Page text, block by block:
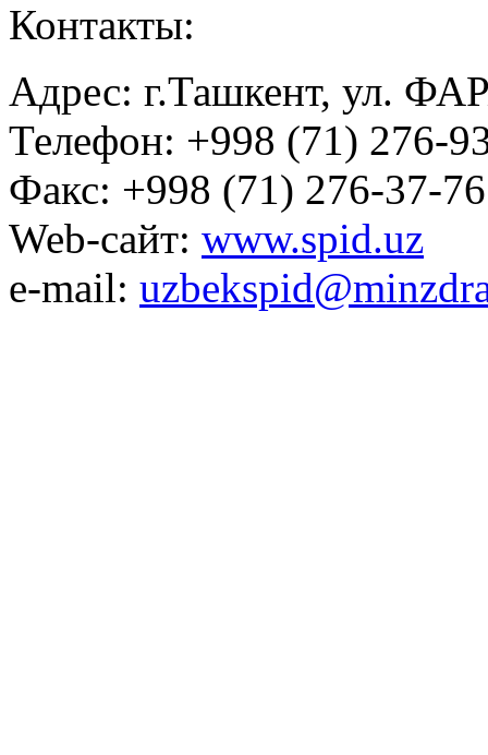
Контакты:
Адрес: г.Ташкент, ул.
Телефон: +998 (71) 276-
Факс: +998 (71) 276-37-76
Web-сайт: www.spid.uz
e-mail: